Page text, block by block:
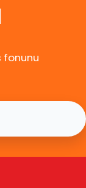
fonunu